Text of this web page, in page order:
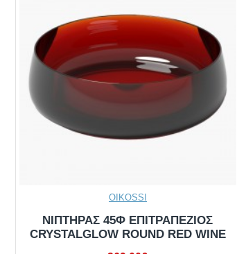
OIKOSSI
ΝΙΠΤΗΡΑΣ 45Φ ΕΠΙΤΡΑΠΕΖΙΟΣ
CRYSTALGLOW ROUND RED WINE